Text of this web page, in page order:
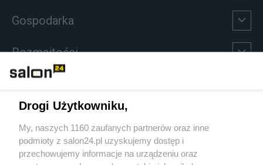
Gospodarka
Rozmaitości
Sport
Społeczeństwo
Drogi Użytkowniku,
My, naszych 1160 zaufanych partnerów oraz inne
podmioty z salon24.pl uzyskujemy dostęp i
przechowujemy informacje na urządzeniu oraz